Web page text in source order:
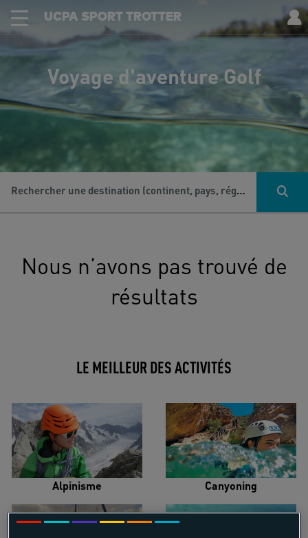
UCPA SPORT TROTTER
Voyage d'aventure Golf
Rechercher une destination (continent, pays, région...), une activité...
Nous n’avons pas trouvé de
résultats
LE MEILLEUR DES ACTIVITÉS
Alpinisme Canyoning